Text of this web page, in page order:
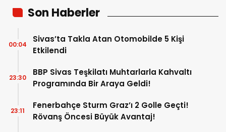
Son Haberler
Sivas’ta Takla Atan Otomobilde 5 Kişi
Etkilendi
00:04
BBP Sivas Teşkilatı Muhtarlarla Kahvaltı
Programında Bir Araya Geldi!
23:30
Fenerbahçe Sturm Graz’ı 2 Golle Geçti!
Rövanş Öncesi Büyük Avantaj!
23:11